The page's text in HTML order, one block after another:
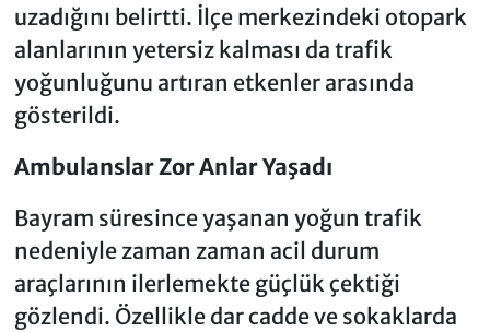
uzadığını belirtti. İlçe merkezindeki otopark
alanlarının yetersiz kalması da trafik
yoğunluğunu artıran etkenler arasında
gösterildi.
Ambulanslar Zor Anlar Yaşadı
Bayram süresince yaşanan yoğun trafik
nedeniyle zaman zaman acil durum
araçlarının ilerlemekte güçlük çektiği
gözlendi. Özellikle dar cadde ve sokaklarda